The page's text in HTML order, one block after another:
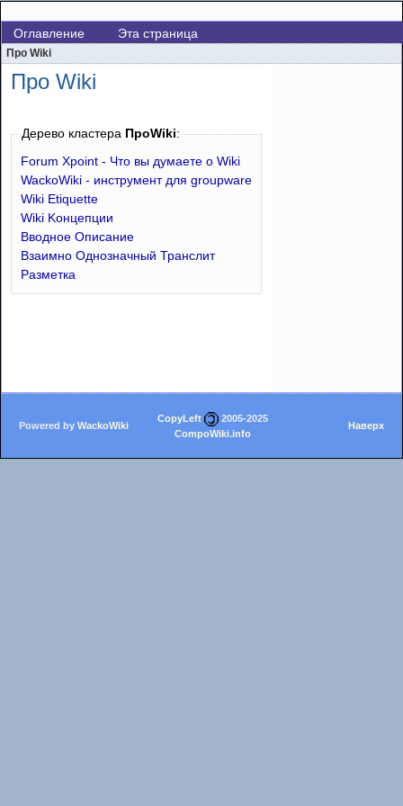
Оглавление Эта страница
Про Wiki
Про Wiki
Дерево кластера ПроWiki:
Forum Xpoint - Что вы думаете о Wiki
WackoWiki - инструмент для groupware
Wiki Etiquette
Wiki Kонцепции
Вводное Описание
Взаимно Однозначный Транслит
Разметка
Powered by WackoWiki
CopyLeft
2005-2025
CompoWiki.info
Наверх